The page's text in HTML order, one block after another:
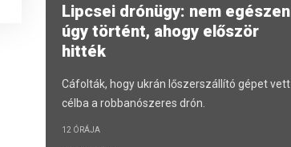
Lipcsei drónügy: nem egészen
úgy történt, ahogy először
hitték
Cáfolták, hogy ukrán lőszerszállító gépet vett
célba a robbanószeres drón.
12 ÓRÁJA